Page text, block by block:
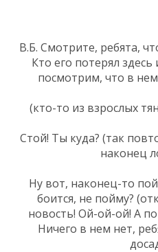
В.Б. Смотрите, ребята,
Кто его потерял
посмотрим, что в
(кто-то из взрослых
Стой! Ты куда? (так
наконец
Ну вот, наконец-то
боится, не пойму?
новость! Ой-ой-ой! А
Ничего в нем нет,